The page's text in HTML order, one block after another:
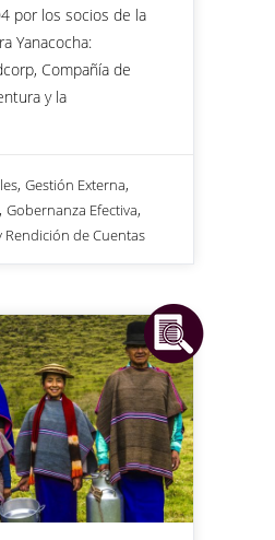
por los socios de la
Yanacocha:
Compañía de
y la
, Gestión Externa,
, Gobernanza Efectiva,
Rendición de Cuentas